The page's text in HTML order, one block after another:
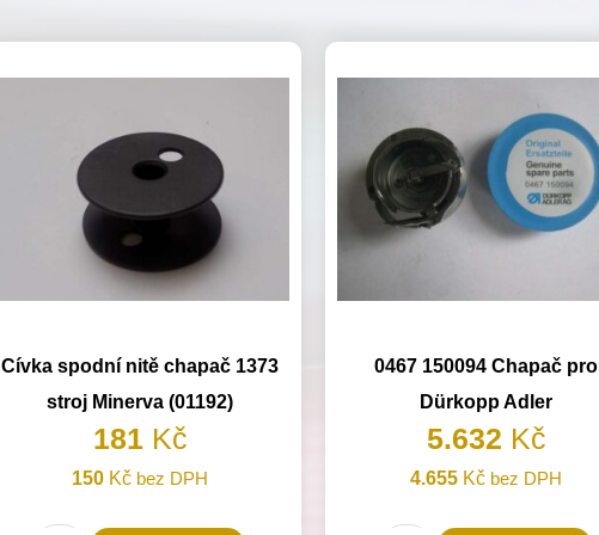
Cívka spodní nitě chapač 1373
stroj Minerva (01192)
181 Kč
150 Kč bez DPH
0467 150094 Chapač pro
Dürkopp Adler
5.632 Kč
4.655 Kč bez DPH